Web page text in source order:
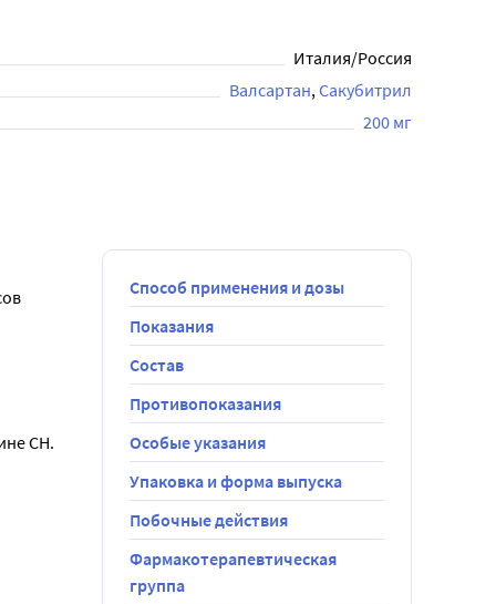
Италия/Россия
Валсартан Сакубитрил
200 мг
утром и
Ваш врач
СН.
Способ применения и дозы
Показания
Состав
Противопоказания
Особые указания
Упаковка и форма выпуска
Побочные действия
Фармакотерапевтическая
группа